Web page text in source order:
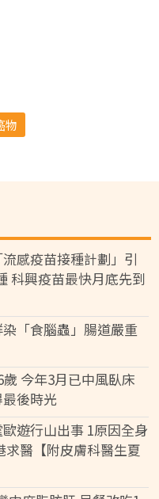
物
感疫苗接種計劃」引
科興疫苗最快月底先到
「食腦蟲」腸道嚴重
今年3月已中風臥床
後時光
遊行山出事 1原因全身
醫【附皮膚科醫生夏